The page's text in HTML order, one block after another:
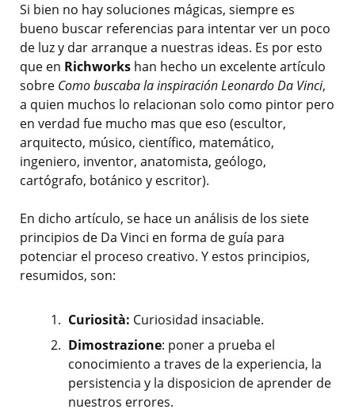
Si bien no hay soluciones mágicas, siempre es
bueno buscar referencias para intentar ver un poco
de luz y dar arranque a nuestras ideas. Es por esto
que en Richworks han hecho un excelente artículo
sobre Como buscaba la inspiración Leonardo Da Vinci,
a quien muchos lo relacionan solo como pintor pero
en verdad fue mucho mas que eso (escultor,
arquitecto, músico, científico, matemático,
ingeniero, inventor, anatomista, geólogo,
cartógrafo, botánico y escritor).
En dicho artículo, se hace un análisis de los siete
principios de Da Vinci en forma de guía para
potenciar el proceso creativo. Y estos principios,
resumidos, son:
Curiosità: Curiosidad insaciable.
Dimostrazione: poner a prueba el
conocimiento a traves de la experiencia, la
persistencia y la disposicion de aprender de
nuestros errores.